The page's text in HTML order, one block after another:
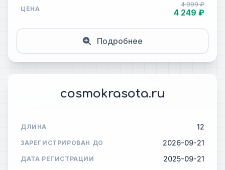
ЦЕНА
4 999 ₽
4 249 ₽
Подробнее
cosmokrasota.ru
ДЛИНА 12
ЗАРЕГИСТРИРОВАН ДО 2026-09-21
ДАТА РЕГИСТРАЦИИ 2025-09-21